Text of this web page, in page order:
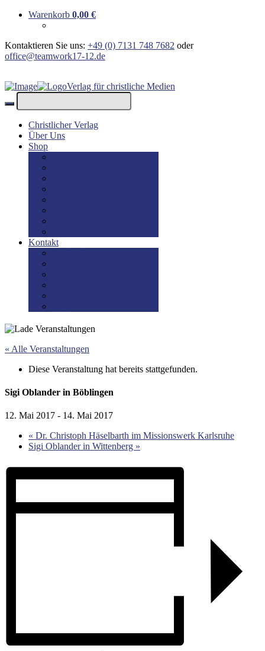
Warenkorb 0,00 €
Kontaktieren Sie uns: +49 (0) 7131 748 7682 oder
office@teamwork17-12.de
Verlag für christliche Medien
Christlicher Verlag
Über Uns
Shop
Kontakt
« Alle Veranstaltungen
Diese Veranstaltung hat bereits stattgefunden.
Sigi Oblander in Böblingen
12. Mai 2017 - 14. Mai 2017
« Dr. Christoph Häselbarth im Missionswerk Karlsruhe
Sigi Oblander in Wittenberg »